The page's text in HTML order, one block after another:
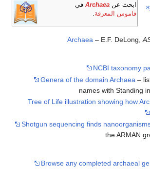
ابحث عنArchaea في
قاموس المعرفة.
Archaea– E.F. DeLong,
NCBI taxonomy
Genera of the domain Archaea –
names with Standing
Tree of Life illustration showing how
Shotgun sequencing finds
the ARMAN
Browse any completed archaeal